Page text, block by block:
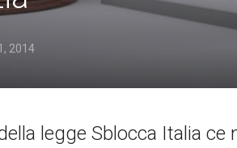
2014
legge Sblocca Italia